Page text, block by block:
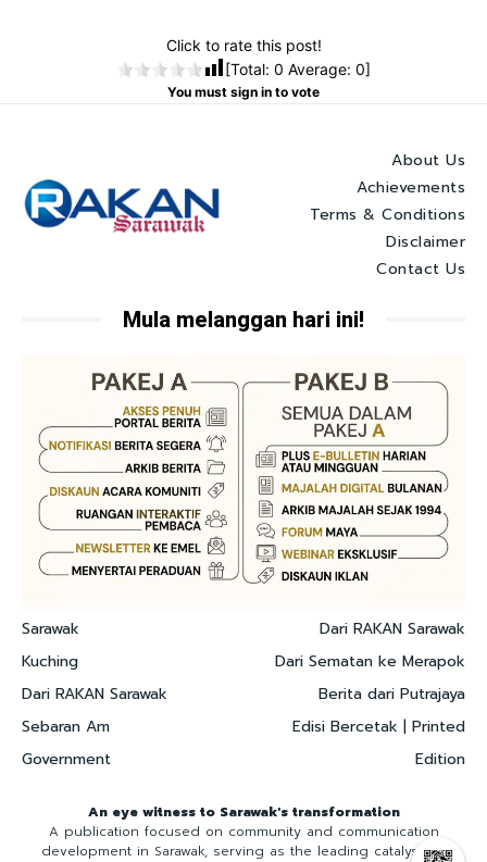
Click to rate this post!
[Total: 0 Average: 0]
You must sign in to vote
About Us
Achievements
Terms & Conditions
Disclaimer
Contact Us
Mula melanggan hari ini!
Sarawak
Kuching
Dari RAKAN Sarawak
Sebaran Am
Government
Dari RAKAN Sarawak
Dari Sematan ke Merapok
Berita dari Putrajaya
Edisi Bercetak | Printed
Edition
An eye witness to Sarawak's transformation
A publication focused on community and communication
development in Sarawak, serving as the leading catalyst for